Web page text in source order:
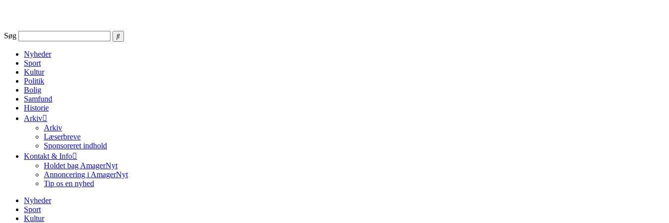
Søg
Nyheder
Sport
Kultur
Politik
Bolig
Samfund
Historie
Arkiv
Arkiv
Læserbreve
Sponsoreret indhold
Kontakt & Info
Holdet bag AmagerNyt
Annoncering i AmagerNyt
Tip os en nyhed
Nyheder
Sport
Kultur